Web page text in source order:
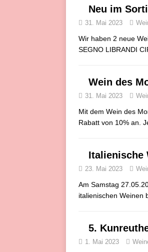
Neu im
31. Mai 2023
Wir haben 2 neue
SEGNO LIBRANDI
Wein des
31. Mai 2023
Mit dem Wein des
Rabatt von 10% an.
Italienische
23. Mai 2023
Am Samstag
italienischen Weinen
5.
1. Mai 2023